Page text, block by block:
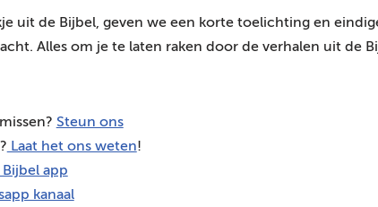
uit de Bijbel, geven we een korte toelichting en
Alles om je te laten raken door de verhalen uit de
Steun ons
Laat het ons weten!
app
kanaal